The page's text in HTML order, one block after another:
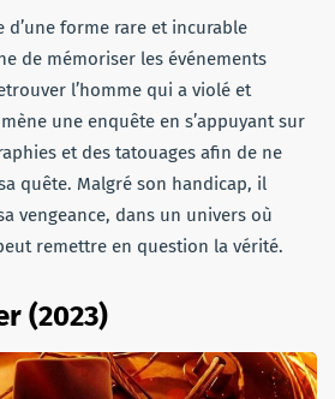
d’une forme rare et incurable
de mémoriser les événements
l’homme qui a violé et
une enquête en s’appuyant sur
et des tatouages afin de ne
quête. Malgré son handicap, il
vengeance, dans un univers où
remettre en question la vérité.
(2023)